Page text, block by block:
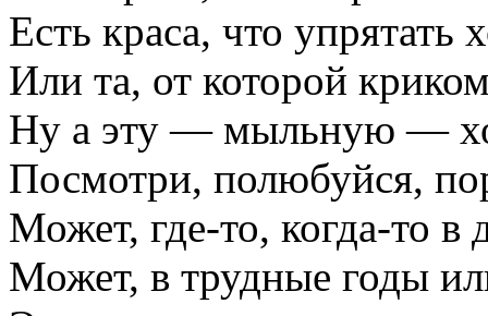
Есть краса, что упрятать
Или та, от которой
Ну а эту — мыльную —
Посмотри, полюбуйся,
Может, где-то, когда-то в
Может, в трудные годы